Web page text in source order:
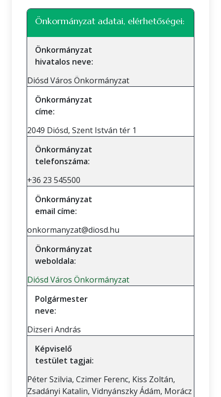
+
Önkormányzat adatai, elérhetőségei:
Önkormányzat
hivatalos neve:
Diósd Város Önkormányzat
Önkormányzat
címe:
2049 Diósd, Szent István tér 1
Önkormányzat
telefonszáma:
+36 23 545500
Önkormányzat
email címe:
onkormanyzat@diosd.hu
Önkormányzat
weboldala:
Diósd Város Önkormányzat
Polgármester
neve:
Dizseri András
Képviselő
testület tagjai:
Péter Szilvia, Czimer Ferenc, Kiss Zoltán,
Zsadányi Katalin, Vidnyánszky Ádám, Morácz